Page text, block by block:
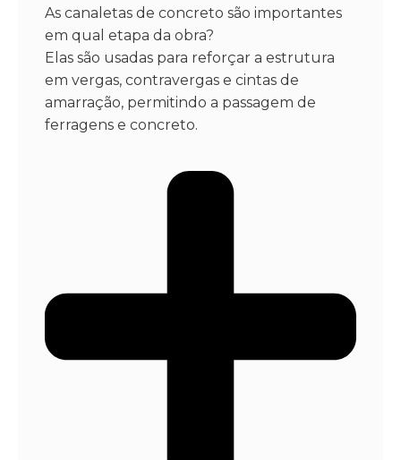
As canaletas de concreto são importantes
em qual etapa da obra?
Elas são usadas para reforçar a estrutura
em vergas, contravergas e cintas de
amarração, permitindo a passagem de
ferragens e concreto.